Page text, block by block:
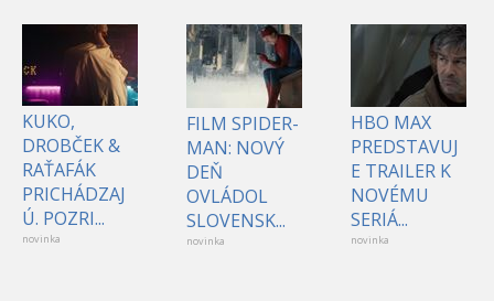
KUKO,
DROBČEK &
RAŤAFÁK
PRICHÁDZAJ
Ú. POZRI...
novinka
FILM SPIDER-
MAN: NOVÝ
DEŇ
OVLÁDOL
SLOVENSK...
novinka
HBO MAX
PREDSTAVUJ
E TRAILER K
NOVÉMU
SERIÁ...
novinka